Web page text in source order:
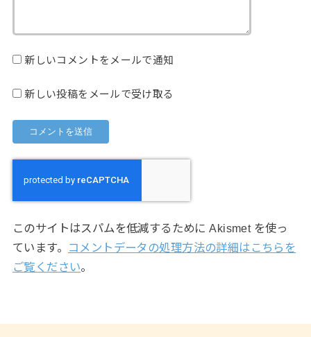
新しいコメントをメールで通知
新しい投稿をメールで受け取る
このサイトはスパムを低減するために Akismet を使っ
ています。
コメントデータの処理方法の詳細はこちらを
ご覧ください。